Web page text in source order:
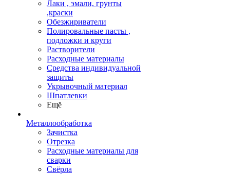
Лаки , эмали, грунты
,краски
Обезжириватели
Полировальные пасты ,
подложки и круги
Растворители
Расходные материалы
Средства индивидуальной
защиты
Укрывочный материал
Шпатлевки
Ещё
Металлообработка
Зачистка
Отрезка
Расходные материалы для
сварки
Свёрла